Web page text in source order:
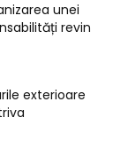
unei
revin
exterioare